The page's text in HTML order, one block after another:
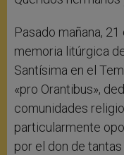
Pasado mañana,
memoria litúrgica
Santísima en el
«pro Orantibus»,
comunidades
particularmente
por el don de